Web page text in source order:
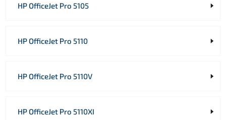
HP OfficeJet Pro 5105
HP OfficeJet Pro 5110
HP OfficeJet Pro 5110V
HP OfficeJet Pro 5110XI